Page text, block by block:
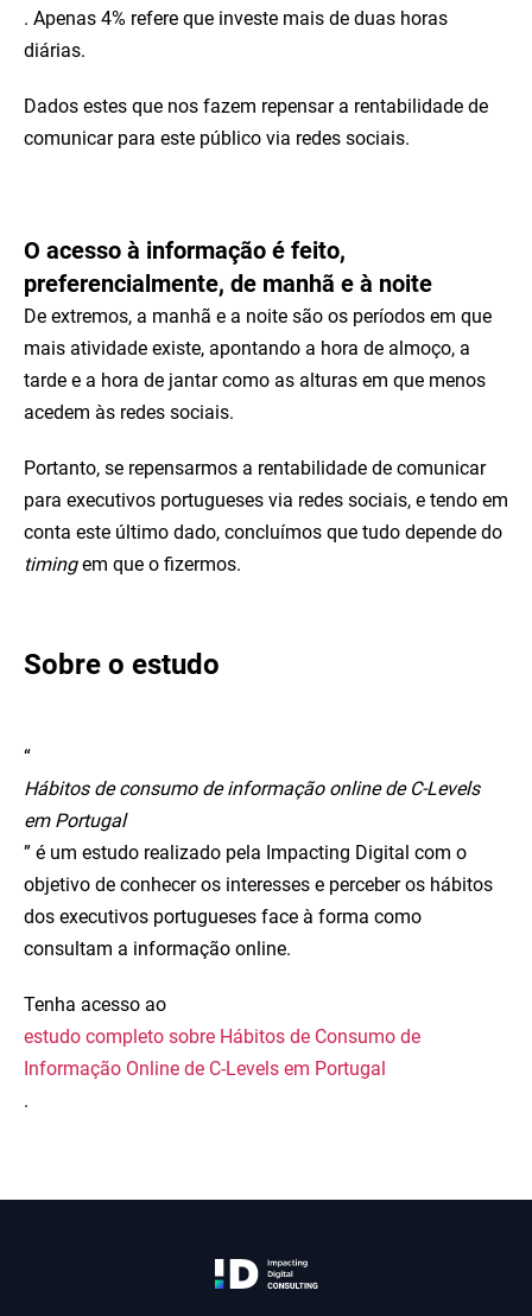
. Apenas 4% refere que investe mais de duas horas
diárias.
Dados estes que nos fazem repensar a rentabilidade de
comunicar para este público via redes sociais.
O acesso à informação é feito,
preferencialmente, de manhã e à noite
De extremos, a manhã e a noite são os períodos em que
mais atividade existe, apontando a hora de almoço, a
tarde e a hora de jantar como as alturas em que menos
acedem às redes sociais.
Portanto, se repensarmos a rentabilidade de comunicar
para executivos portugueses via redes sociais, e tendo em
conta este último dado, concluímos que tudo depende do
timingem que o fizermos.
Sobre o estudo
“
Hábitos de consumo de informação online de C-Levels
em Portugal
” é um estudo realizado pela Impacting Digital com o
objetivo de conhecer os interesses e perceber os hábitos
dos executivos portugueses face à forma como
consultam a informação online.
Tenha acesso ao
estudo completo sobre Hábitos de Consumo de
Informação Online de C-Levels em Portugal
.